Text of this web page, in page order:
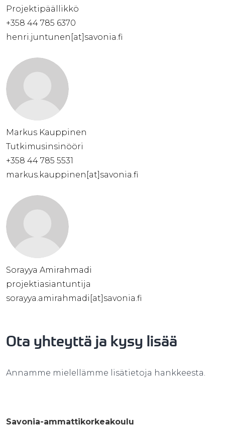
Projektipäällikkö
+358 44 785 6370
henri.juntunen[at]savonia.fi
Markus Kauppinen
Tutkimusinsinööri
+358 44 785 5531
markus.kauppinen[at]savonia.fi
Sorayya Amirahmadi
projektiasiantuntija
sorayya.amirahmadi[at]savonia.fi
Ota yhteyttä ja kysy lisää
Annamme mielellämme lisätietoja hankkeesta.
Savonia-ammattikorkeakoulu